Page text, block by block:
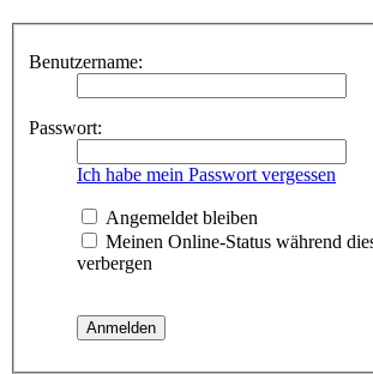
Benutzername:
Passwort:
Ich habe mein Passwort vergessen
Angemeldet bleiben
Meinen Online-Status während
verbergen